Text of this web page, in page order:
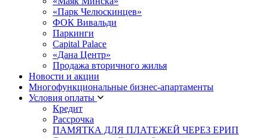
«Парк Челюскинцев»
ФОК Вивальди
Паркинги
Capital Palace
«Дана Центр»
Продажа вторичного жилья
Новости и акции
Многофункциональные бизнес-апартаменты
Условия оплаты
Кредит
Рассрочка
ПАМЯТКА ДЛЯ ПЛАТЕЖЕЙ ЧЕРЕЗ ЕРИП